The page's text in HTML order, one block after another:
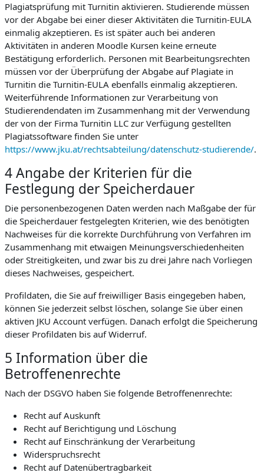
Plagiatsprüfung mit Turnitin aktivieren. Studierende müssen
vor der Abgabe bei einer dieser Aktivitäten die Turnitin-EULA
einmalig akzeptieren. Es ist später auch bei anderen
Aktivitäten in anderen Moodle Kursen keine erneute
Bestätigung erforderlich. Personen mit Bearbeitungsrechten
müssen vor der Überprüfung der Abgabe auf Plagiate in
Turnitin die Turnitin-EULA ebenfalls einmalig akzeptieren.
Weiterführende Informationen zur Verarbeitung von
Studierendendaten im Zusammenhang mit der Verwendung
der von der Firma Turnitin LLC zur Verfügung gestellten
Plagiatssoftware finden Sie unter
https://www.jku.at/rechtsabteilung/datenschutz-studierende/.
4 Angabe der Kriterien für die
Festlegung der Speicherdauer
Die personenbezogenen Daten werden nach Maßgabe der für
die Speicherdauer festgelegten Kriterien, wie des benötigten
Nachweises für die korrekte Durchführung von Verfahren im
Zusammenhang mit etwaigen Meinungsverschiedenheiten
oder Streitigkeiten, und zwar bis zu drei Jahre nach Vorliegen
dieses Nachweises, gespeichert.
Profildaten, die Sie auf freiwilliger Basis eingegeben haben,
können Sie jederzeit selbst löschen, solange Sie über einen
aktiven JKU Account verfügen. Danach erfolgt die Speicherung
dieser Profildaten bis auf Widerruf.
5 Information über die
Betroffenenrechte
Nach der DSGVO haben Sie folgende Betroffenenrechte:
Recht auf Auskunft
Recht auf Berichtigung und Löschung
Recht auf Einschränkung der Verarbeitung
Widerspruchsrecht
Recht auf Datenübertragbarkeit